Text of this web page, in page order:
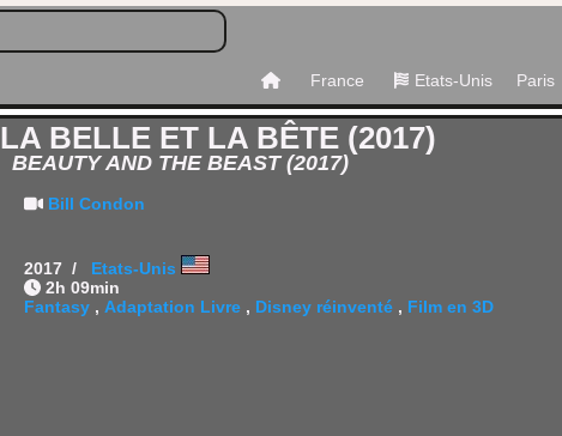
France Etats-Unis Paris
LA BELLE ET LA BÊTE (2017)
BEAUTY AND THE BEAST (2017)
Bill Condon
2017 / Etats-Unis
2h 09min
Fantasy , Adaptation Livre , Disney réinventé , Film en 3D